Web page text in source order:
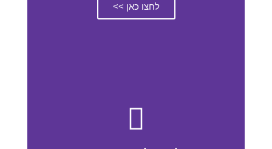
לחצו כאן >>